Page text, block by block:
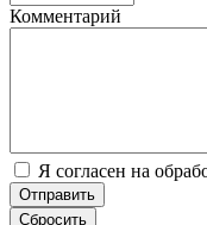
Комментарий
Я согласен на